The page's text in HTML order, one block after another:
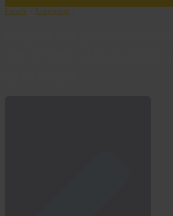
Forside / Lovgivning /